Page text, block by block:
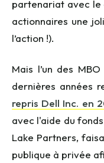
partenariat avec
actionnaires une
l’action !).
Mais l’un des
dernières années
repris Dell Inc. en
avec l'aide du
Lake Partners,
publique à privée